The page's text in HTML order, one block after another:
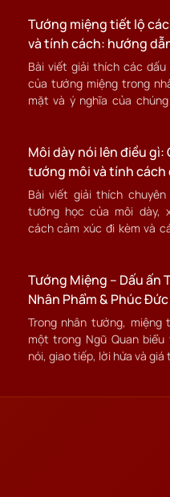
Tướng miệng tiết lộ
và tính cách: hướng
tướng miệng trong
học
Bài viết giải thích các dấu
của tướng miệng trong
mặt và ý nghĩa của chúng
cải tướng miệng và rèn
giao tiếp phù hợp với từng
Môi dày nói lên điều gì:
tướng môi và tính cách
trong đời sống hiện đại
Bài viết giải thích
tướng học của môi dày,
cách cảm xúc đi kèm và
rõ bản thân hoặc tư vấn
hướng thực dụng.
Tướng Miệng – Dấu ấn
Nhân Phẩm & Phúc Đức
Trong nhân tướng, miệng
một trong Ngũ Quan
nói, giao tiếp, lời hứa và giá